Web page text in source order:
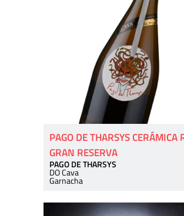
PAGO DE THARSYS CERÁMICA
GRAN RESERVA
PAGO DE THARSYS
DO Cava
Garnacha